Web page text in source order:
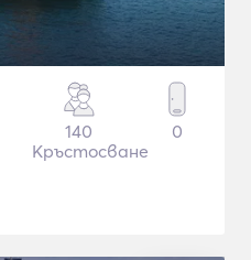
140
Кръстосване
0